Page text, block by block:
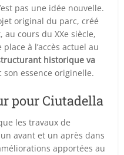
pas une idée nouvelle.
original du parc, créé
au cours du XXe siècle,
à l’accès actuel au
historique va
essence originelle.
pour Ciutadella
les travaux de
avant et un après dans
apportées au